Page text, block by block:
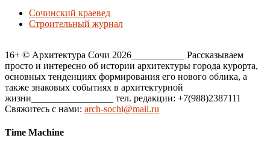
Сочинский краевед
Строительный журнал
16+ © Архитектура Сочи 2026___________ Рассказываем
просто и интересно об истории архитектуры города курорта,
основных тенденциях формирования его нового облика, а
также знаковых событиях в архитектурной
жизни_________________ тел. редакции: +7(988)2387111
Свяжитесь с нами: arch-sochi@mail.ru
Time Machine